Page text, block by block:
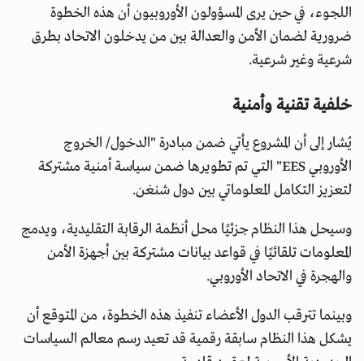
اللجوء، في حين يرى المسؤولون الأوروبيون أن هذه الخطوة
ضرورية لضمان الأمن والعدالة بين من يدخلون الاتحاد بطرق
شرعية وغير شرعية.
خلفية تقنية وأمنية
يُشار إلى أن المشروع يأتي ضمن مبادرة "الدخول/ الخروج
الأوروبي EES" التي تم تطويرها ضمن سياسة أمنية مشتركة
لتعزيز التكامل المعلوماتي بين دول شنغن.
وسيحل هذا النظام جزئيًا محل أنظمة الرقابة التقليدية، ويدمج
المعلومات تلقائيًا في قواعد بيانات مشتركة بين أجهزة الأمن
والهجرة في الاتحاد الأوروبي.
وبينما تترقب الدول الأعضاء تنفيذ هذه الخطوة، من المتوقع أن
يشكل هذا النظام سابقة رقمية قد تعيد رسم معالم السياسات